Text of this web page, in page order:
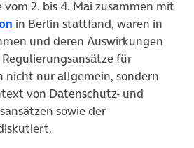
2. bis 4. Mai zusammen mit
(öffnet in neuem Tab)
in Berlin stattfand, waren in
und deren Auswirkungen
für
nur allgemein, sondern
von Datenschutz- und
sowie der